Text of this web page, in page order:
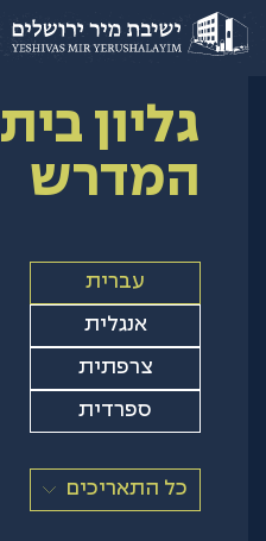
גליון בית
המדרש
עברית
אנגלית
צרפתית
ספרדית
כל התאריכים